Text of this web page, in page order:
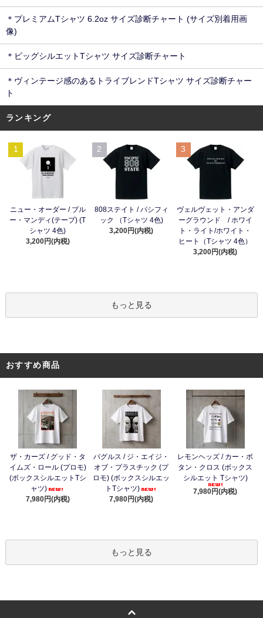
＊プレミアムTシャツ 6.2oz サイズ診断チャート (サイズ別着用画
像)
＊ビッグシルエットTシャツ サイズ診断チャート
＊ヴィンテージ感のあるトライブレンドTシャツ サイズ診断チャー
ト
ランキング
1
ニュー・オーダー / ブル
ー・マンディ(テープ) (T
シャツ 4色)
3,200円(内税)
2
808ステイト / パシフィ
ック （Tシャツ 4色)
3,200円(内税)
3
ヴェルヴェット・アンダ
ーグラウンド / ホワイ
ト・ライト/ホワイト・
ヒート（Tシャツ 4色）
3,200円(内税)
もっと見る
おすすめ商品
ザ・カーズ / グッド・タ
イムズ・ロール (プロモ)
(ボックスシルエットTシ
ャツ)
7,980円(内税)
バグルス / ジ・エイジ・
オブ・プラスチック (プ
ロモ) (ボックスシルエッ
トTシャツ)
7,980円(内税)
レモンヘッズ / カー・ボ
タン・クロス (ボックス
シルエット Tシャツ)
7,980円(内税)
もっと見る